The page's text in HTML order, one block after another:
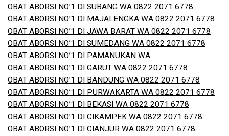
OBAT ABORSI NO’1 DI SUBANG WA 0822 2071 6778
OBAT ABORSI NO’1 DI MAJALENGKA WA 0822 2071 6778
OBAT ABORSI NO’1 DI JAWA BARAT WA 0822 2071 6778
OBAT ABORSI NO’1 DI SUMEDANG WA 0822 2071 6778
OBAT ABORSI NO’1 DI PAMANUKAN WA
OBAT ABORSI NO’1 DI GARUT WA 0822 2071 6778
OBAT ABORSI NO’1 DI BANDUNG WA 0822 2071 6778
OBAT ABORSI NO’1 DI PURWAKARTA WA 0822 2071 6778
OBAT ABORSI NO’1 DI BEKASI WA 0822 2071 6778
OBAT ABORSI NO’1 DI CIKAMPEK WA 0822 2071 6778
OBAT ABORSI NO’1 DI CIANJUR WA 0822 2071 6778